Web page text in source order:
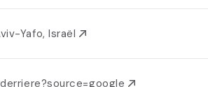
Yafo, Israël